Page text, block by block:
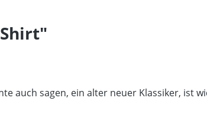
auch sagen, ein alter neuer Klassiker, ist